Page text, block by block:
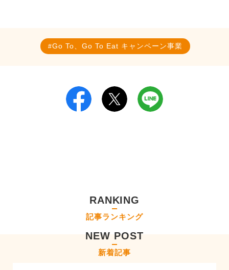
Go To、Go To Eat キャンペーン事業
RANKING
記事ランキング
NEW POST
新着記事